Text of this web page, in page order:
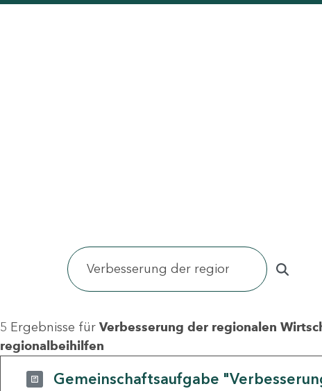
5 Ergebnisse für Verbesserung der regionalen
regionalbeihilfen
Gemeinschaftsaufgabe